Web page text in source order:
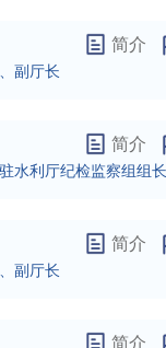
简介
副厅长
简介
水利厅纪检监察组组
简介
副厅长
简介